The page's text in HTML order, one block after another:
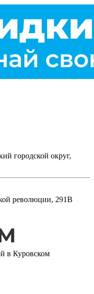
городской округ,
революции, 291В
в Куровском